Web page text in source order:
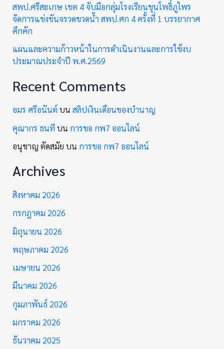
สพป.ศรีสะเกษ เขต 4 จับมือกลุ่มโรงเรียนขุนโพธิ์ภูไพร
จัดการแข่งขันจรวดขวดน้ำ สพป.ศก 4 ครั้งที่ 1 บรรยากาศ
คึกคัก
แผนและความก้าวหน้าในการดำเนินงานและการใช้งบ
ประมาณประจำปี พ.ศ.2569
Recent Comments
อมร ศรีอนันต์ บนสลิปเงินเดือนของบำนาญ
คุณากร ธนทีบน การขอ กพ7 ออนไลน์
อนุชาญ ตัดสมัย บน การขอ กพ7 ออนไลน์
Archives
สิงหาคม 2026
กรกฎาคม 2026
มิถุนายน 2026
พฤษภาคม 2026
เมษายน 2026
มีนาคม 2026
กุมภาพันธ์ 2026
มกราคม 2026
ธันวาคม 2025